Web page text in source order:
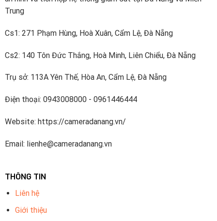
Trung
Cs1: 271 Phạm Hùng, Hoà Xuân, Cẩm Lệ, Đà Nẵng
Cs2: 140 Tôn Đức Thắng, Hoà Minh, Liên Chiểu, Đà Nẵng
Trụ sở: 113A Yên Thế, Hòa An, Cẩm Lệ, Đà Nẵng
Điện thoại: 0943008000 - 0961446444
Website: https://cameradanang.vn/
Email: lienhe@cameradanang.vn
THÔNG TIN
Liên hệ
Giới thiệu